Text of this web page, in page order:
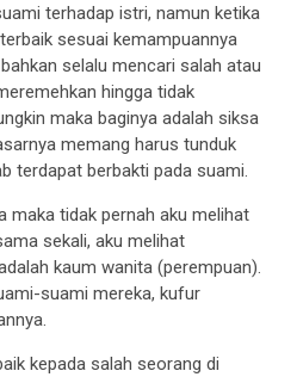
terhadap istri, namun ketika
sesuai kemampuannya
selalu mencari salah atau
hingga tidak
maka baginya adalah siksa
memang harus tunduk
terdapat berbakti pada suami.
maka tidak pernah aku melihat
sekali, aku melihat
kaum wanita (perempuan).
suami mereka, kufur
kepada salah seorang di